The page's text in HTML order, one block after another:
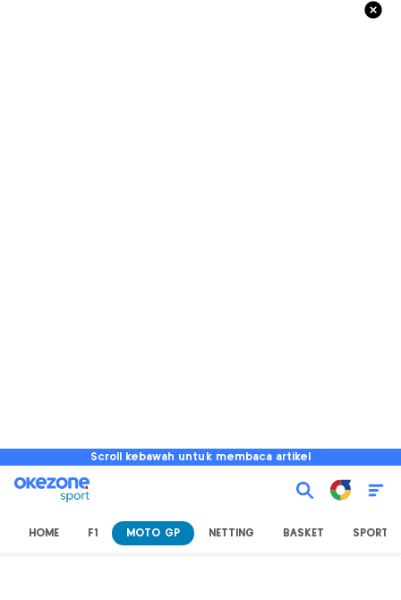
Scroll kebawah untuk membaca artikel
HOME F1 MOTO GP NETTING BASKET SPORT